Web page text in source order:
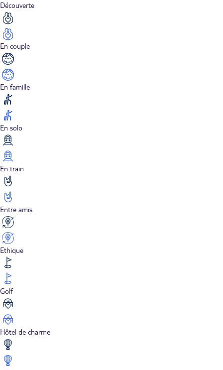
Découverte
En couple
En famille
En solo
En train
Entre amis
Ethique
Golf
Hôtel de charme